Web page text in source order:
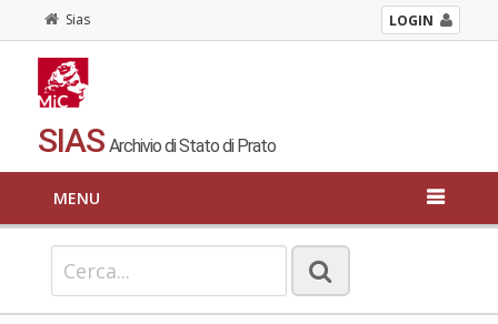
Sias LOGIN
SIAS Archivio di Stato di Prato
MENU